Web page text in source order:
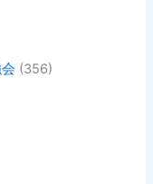
(356)